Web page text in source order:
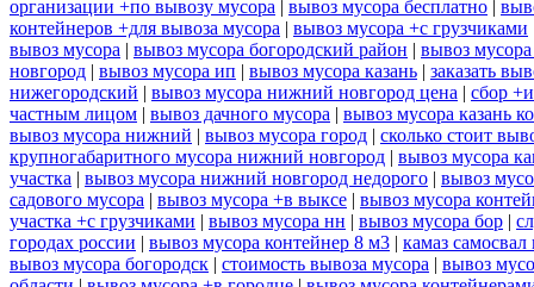
организации +по вывозу мусора | вывоз мусора бесплатно |
контейнеров +для вывоза мусора | вывоз мусора +с грузчиками
вывоз мусора | вывоз мусора богородский район | вывоз
новгород | вывоз мусора ип | вывоз мусора казань | заказать
нижегородский | вывоз мусора нижний новгород цена | сбор
частным лицом | вывоз дачного мусора | вывоз мусора казань
вывоз мусора нижний | вывоз мусора город | сколько стоит
крупногабаритного мусора нижний новгород | вывоз мусора
участка | вывоз мусора нижний новгород недорого | вывоз
садового мусора | вывоз мусора +в выксе | вывоз мусора
участка +с грузчиками | вывоз мусора нн | вывоз мусора бор |
городах россии | вывоз мусора контейнер 8 м3 | камаз
вывоз мусора богородск | стоимость вывоза мусора | вывоз